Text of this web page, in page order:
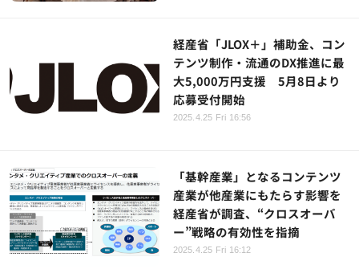
経産省「JLOX＋」補助金、コン
テンツ制作・流通のDX推進に最
大5,000万円支援 5月8日より
応募受付開始
2025.4.25 Fri 16:56
「基幹産業」となるコンテンツ
産業が他産業にもたらす影響を
経産省が調査、“クロスオーバ
ー”戦略の有効性を指摘
2025.4.25 Fri 16:12